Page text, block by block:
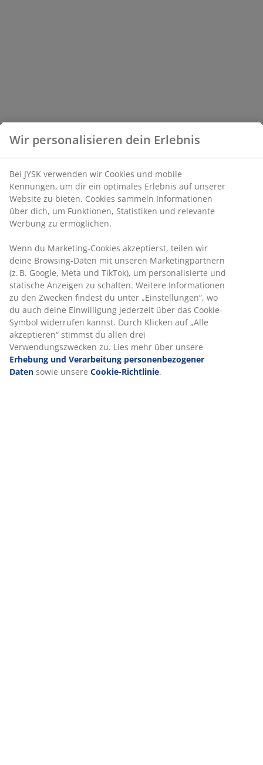
Wir personalisieren dein Erlebnis
Bei JYSK verwenden wir Cookies und mobile
Kennungen, um dir ein optimales Erlebnis auf unserer
Website zu bieten. Cookies sammeln Informationen
über dich, um Funktionen, Statistiken und relevante
Werbung zu ermöglichen.
Wenn du Marketing-Cookies akzeptierst, teilen wir
deine Browsing-Daten mit unseren Marketingpartnern
(z. B. Google, Meta und TikTok), um personalisierte und
statische Anzeigen zu schalten. Weitere Informationen
zu den Zwecken findest du unter „Einstellungen“, wo
du auch deine Einwilligung jederzeit über das Cookie-
Symbol widerrufen kannst. Durch Klicken auf „Alle
akzeptieren“ stimmst du allen drei
Verwendungszwecken zu. Lies mehr über unsere
Erhebung und Verarbeitung personenbezogener
Daten sowie unsere Cookie-Richtlinie.